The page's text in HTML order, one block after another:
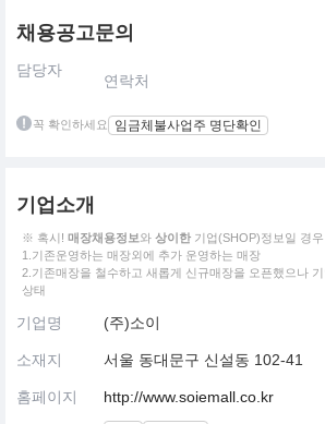
채용공고문의
담당자
연락처
꼭 확인하세요 임금체불사업주 명단확인
기업소개
※ 혹시! 매장채용정보와 상이한 기업(SHOP)정보일 경우
1.기존운영하는 매장외에 추가 운영하는 매장
2.기존매장을 철수하고 새롭게 신규매장을 오픈했으나
상태
기업명 (주)소이
소재지 서울 동대문구 신설동 102-41
홈페이지 http://www.soiemall.co.kr